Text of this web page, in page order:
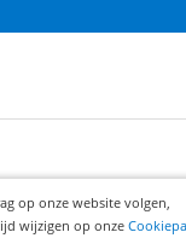
op onze website volgen,
wijzigen op onze